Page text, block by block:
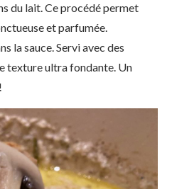
du lait. Ce procédé permet
et parfumée.
la sauce. Servi avec des
texture ultra fondante. Un